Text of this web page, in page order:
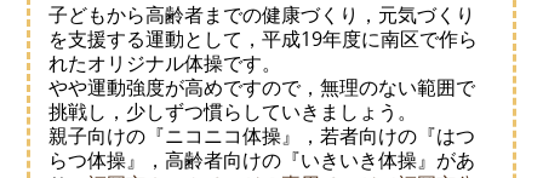
子どもから高齢者までの健康づくり，元気づくり
を支援する運動として，平成19年度に南区で作ら
れたオリジナル体操です。
やや運動強度が高めですので，無理のない範囲で
挑戦し，少しずつ慣らしていきましょう。
親子向けの『ニコニコ体操』，若者向けの『はつ
らつ体操』，高齢者向けの『いきいき体操』があ